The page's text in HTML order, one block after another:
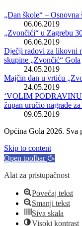
„Dan škole“ –
06.06.2019
„Zvončići“ u Zagrebu
06.06.2019
Dječji radovi za likovni
skupine „Zvončić“ Gola
24.05.2019
Majčin dan u vrtiću
24.05.2019
‘VOLIM PODRAVINU
župan uručio nagrade
09.05.2019
Općina Gola 2026. Sva
Skip to content
Open toolbar
Alat za pristupačnost
Povećaj tekst
Smanji tekst
Siva skala
Visoki kontrast